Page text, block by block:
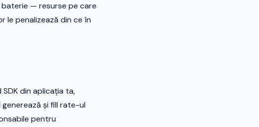
baterie — resurse pe care
le penalizează din ce în
din aplicația ta,
și fill rate-ul
pentru